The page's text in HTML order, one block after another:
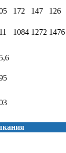
172 147
126
1084 1272 1476